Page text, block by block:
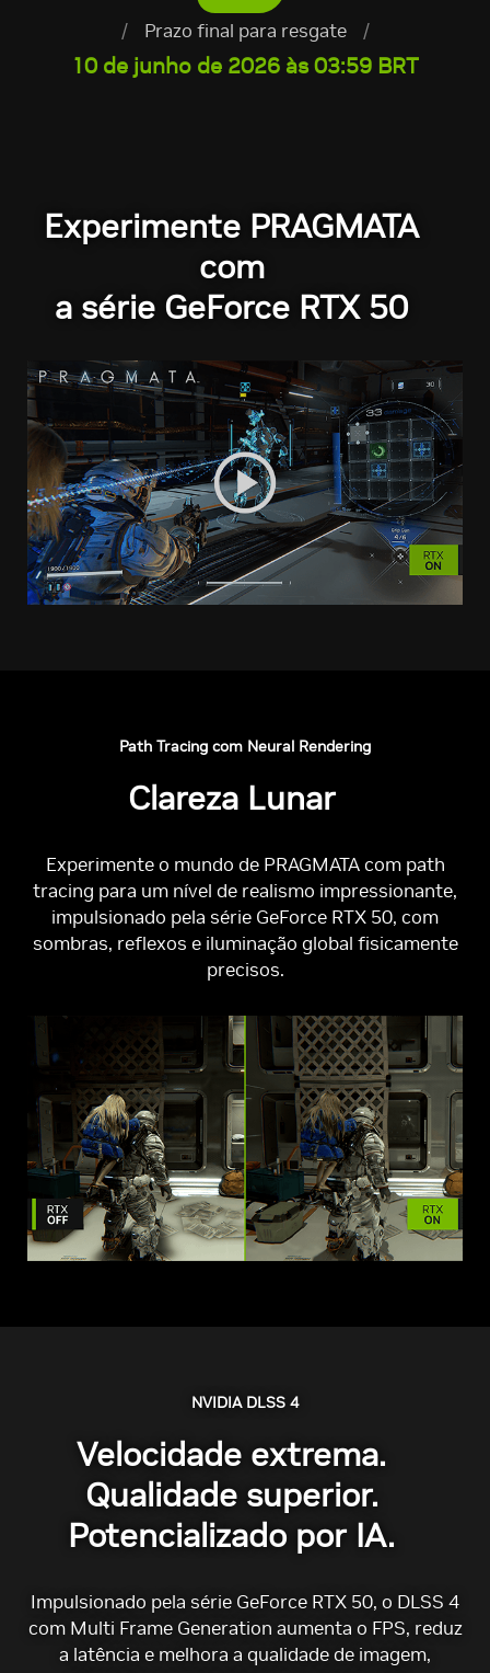
/ Prazo final para resgate /
10 de junho de 2026 às 03:59 BRT
Experimente PRAGMATA
com
a série GeForce RTX 50
Path Tracing com Neural Rendering
Clareza Lunar
Experimente o mundo de PRAGMATA com path
tracing para um nível de realismo impressionante,
impulsionado pela série GeForce RTX 50, com
sombras, reflexos e iluminação global fisicamente
precisos.
NVIDIA DLSS 4
Velocidade extrema.
Qualidade superior.
Potencializado por IA.
Impulsionado pela série GeForce RTX 50, o DLSS 4
com Multi Frame Generation aumenta o FPS, reduz
a latência e melhora a qualidade de imagem,